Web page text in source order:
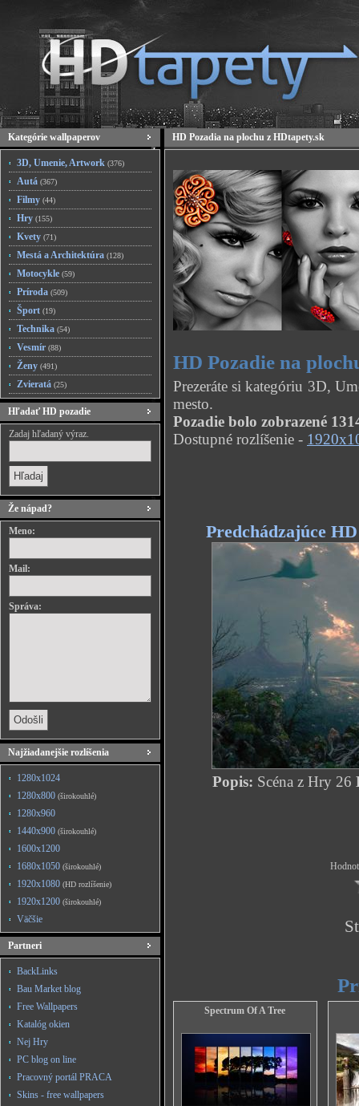
Kategórie wallpaperov
3D, Umenie, Artwork (376)
Autá (367)
Filmy (44)
Hry (155)
Kvety (71)
Mestá a Architektúra (128)
Motocykle (59)
Príroda (509)
Šport (19)
Technika (54)
Vesmír (88)
Ženy (491)
Zvieratá (25)
Hľadať HD pozadie
Zadaj hľadaný výraz.
Že nápad?
Meno:
Mail:
Správa:
Najžiadanejšie rozlíšenia
1280x1024
1280x800 (širokouhlé)
1280x960
1440x900 (širokouhlé)
1600x1200
1680x1050 (širokouhlé)
1920x1080 (HD rozlíšenie)
1920x1200 (širokouhlé)
Väčšie
Partneri
BackLinks
Bau Market blog
Free Wallpapers
Katalóg okien
Nej Hry
PC blog on line
Pracovný portál PRACA
Skins - free wallpapers
HD Pozadia na plochu z HDtapety.sk
HD Pozadie na
Prezeráte si kategóriu 3D,
mesto.
Pozadie bolo zobrazené
Dostupné rozlíšenie -
Predchádzajúce
Popis: Scéna z Hry 26
Spectrum Of A Tree